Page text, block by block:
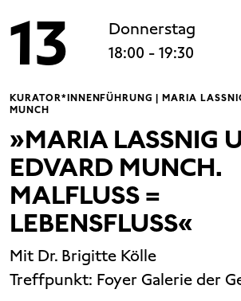
13
Donnerstag
18:00 - 19:30
KURATOR*INNENFÜHRUNG | MARIA
MUNCH
»MARIA LASSNIG
EDVARD MUNCH.
MALFLUSS =
LEBENSFLUSS«
Mit Dr. Brigitte Kölle
Treffpunkt: Foyer Galerie der